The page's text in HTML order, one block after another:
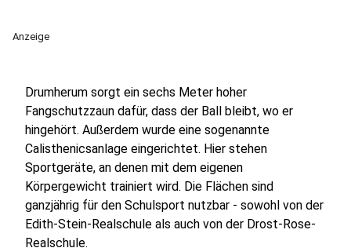
Anzeige
Drumherum sorgt ein sechs Meter hoher
Fangschutzzaun dafür, dass der Ball bleibt, wo er
hingehört. Außerdem wurde eine sogenannte
Calisthenicsanlage eingerichtet. Hier stehen
Sportgeräte, an denen mit dem eigenen
Körpergewicht trainiert wird. Die Flächen sind
ganzjährig für den Schulsport nutzbar - sowohl von der
Edith-Stein-Realschule als auch von der Drost-Rose-
Realschule.